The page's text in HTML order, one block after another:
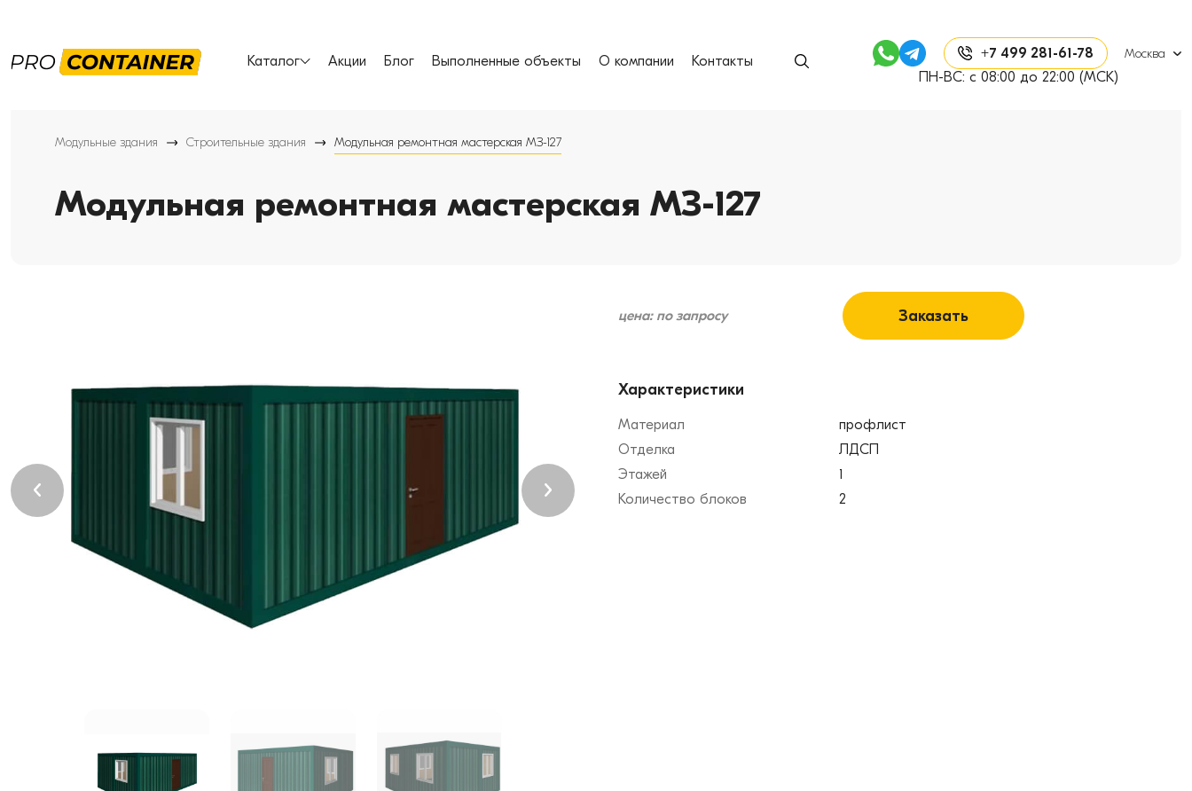
Каталог Акции Блог Выполненные объекты О компании Контакты +7 499 281-61-78 Москва
ПН-ВС: с 08:00 до 22:00 (МСК)
Модульные здания Строительные здания Модульная ремонтная мастерская МЗ-127
Модульная ремонтная мастерская МЗ-127
цена: по запросу Заказать
Характеристики
Материал
профлист
Отделка
ЛДСП
Этажей
1
Количество блоков
2